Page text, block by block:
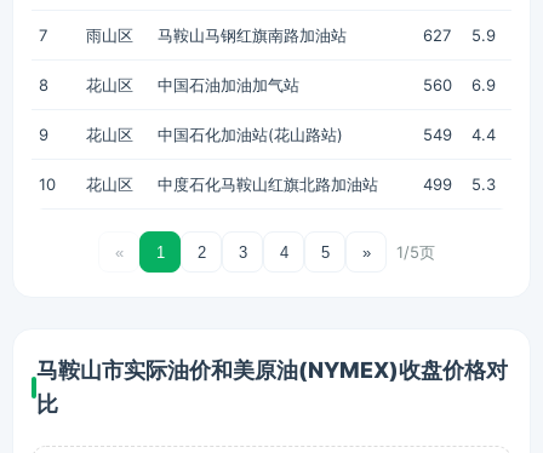
7 雨山区 马鞍山马钢红旗南路加油站 627 5.9
8 花山区 中国石油加油加气站 560 6.9
9 花山区 中国石化加油站(花山路站) 549 4.4
10 花山区 中度石化马鞍山红旗北路加油站 499 5.3
« 1 2 3 4 5 » 1/5页
马鞍山市实际油价和美原油(NYMEX)收盘价格对
比